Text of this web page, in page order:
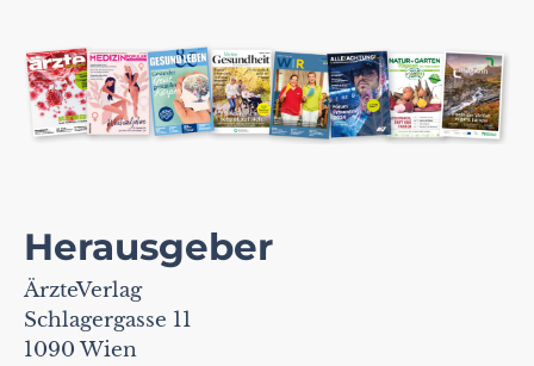
Herausgeber
ÄrzteVerlag
Schlagergasse 11
1090 Wien